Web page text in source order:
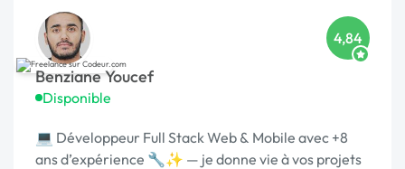
Benziane Youcef
Disponible
4,84
💻 Développeur Full Stack Web & Mobile avec +8
ans d’expérience 🔧✨ — je donne vie à vos projets